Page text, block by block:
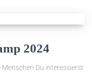
2024
Du interessierst